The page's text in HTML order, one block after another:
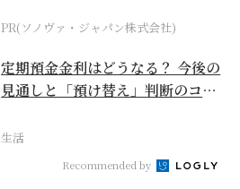
PR(ソノヴァ・ジャパン株式会社)
定期預金金利はどうなる？ 今後の
見通しと「預け替え」判断のコツ
生活
Recommended by